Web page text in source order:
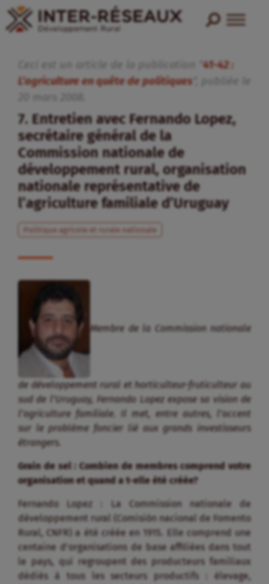
41-42 :
L’agriculture en quête de politiques
7. Entretien avec Fernando Lopez,
secrétaire général de la
Commission nationale de
développement rural, organisation
nationale représentative de
l’agriculture familiale d’Uruguay
Politique agricole et rurale nationale
Membre de la Commission nationale
de développement rural et horticulteur-fruticulteur au
sud de l’Uruguay, Fernando Lopez expose sa vision de
l’agriculture familiale. Il met, entre autres, l’accent
sur le problème foncier lié aux grands investisseurs
étrangers.
Grain de sel : Combien de membres comprend votre
organisation et quand a t-elle été créée?
Fernando Lopez : La Commission nationale de
développement rural (Comisión nacional de Fomento
Rural, CNFR) a été créée en 1915. Elle comprend une
centaine d’organisations de base affiliées dans tout
le pays, qui regroupent des producteurs familiaux
dédiés à tous les secteurs productifs : élevage,